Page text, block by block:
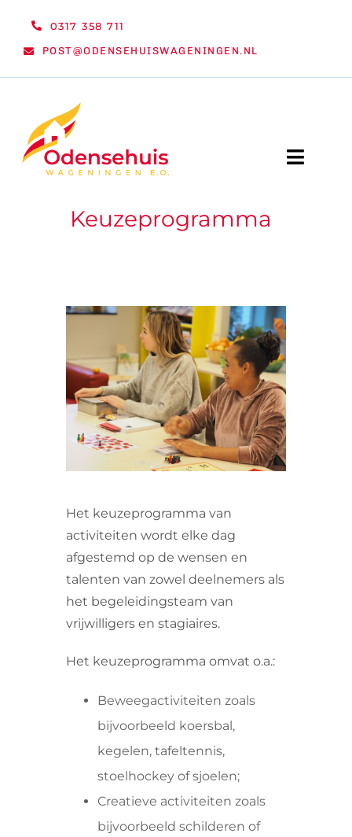
0317 358 711
POST@ODENSEHUISWAGENINGEN.NL
Toggle
WELKOM
VRIJWILLIGERS & STAGIAIRES
Keuzeprogramma
Het keuzeprogramma van
activiteiten wordt elke dag
afgestemd op de wensen en
talenten van zowel deelnemers als
het begeleidingsteam van
vrijwilligers en stagiaires.
Het keuzeprogramma omvat o.a.:
Beweegactiviteiten zoals
bijvoorbeeld koersbal,
kegelen, tafeltennis,
stoelhockey of sjoelen;
Creatieve activiteiten zoals
bijvoorbeeld schilderen of